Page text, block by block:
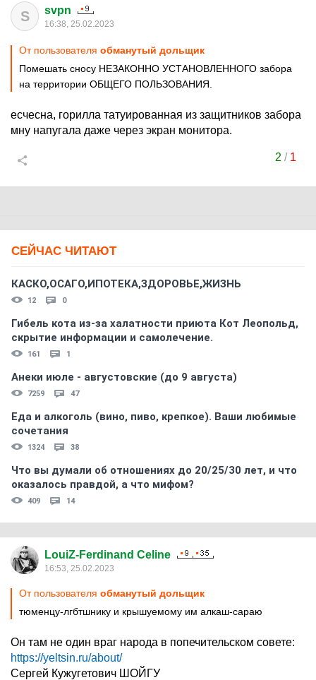
S svpn
16:38, 25.02.2023
От пользователя обманутый дольщик
Помешать сносу НЕЗАКОННО УСТАНОВЛЕННОГО забора
на территории ОБЩЕГО ПОЛЬЗОВАНИЯ.
есчесна, горилла татуированная из защитников забора
мну напугала даже через экран монитора.
2 / 1
СЕЙЧАС ЧИТАЮТ
КАСКО,ОСАГО,ИПОТЕКА,ЗДОРОВЬЕ,ЖИЗНЬ
12 0
Гибель кота из-за халатности приюта Кот Леопольд,
скрытиe информации и самолечение.
161 1
Анеки июле - августовские (до 9 августа)
7259 47
Еда и алкоголь (вино, пиво, крепкое). Ваши любимые
сочетания
1324 38
Что вы думали об отношениях до 20/25/30 лет, и что
оказалось правдой, а что мифом?
409 14
LouiZ-Ferdinand Celine
16:53, 25.02.2023
От пользователя обманутый дольщик
тюменцу-лгбтшнику и крышуемому им алкаш-сараю
Он там не один враг народа в попечительском совете:
https://yeltsin.ru/about/
Сергей Кужугетович ШОЙГУ